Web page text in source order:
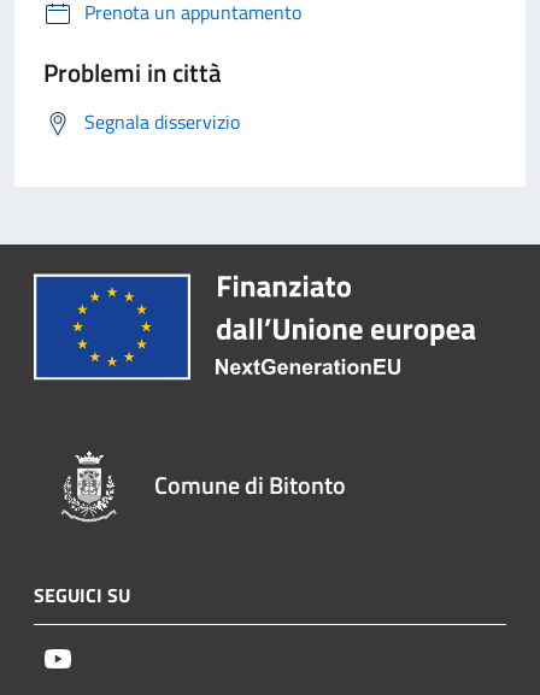
Prenota un appuntamento
Problemi in città
Segnala disservizio
Comune di Bitonto
SEGUICI SU